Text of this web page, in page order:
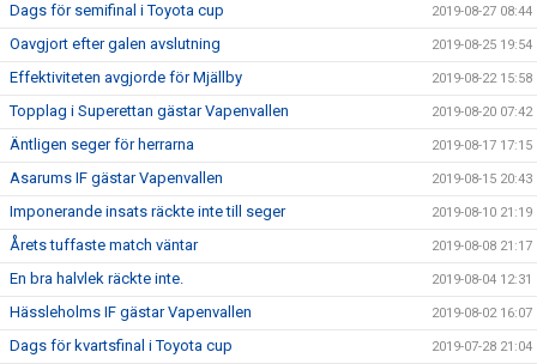
Dags för semifinal i Toyota cup 2019-08-27 08:44
Oavgjort efter galen avslutning 2019-08-25 19:54
Effektiviteten avgjorde för Mjällby 2019-08-22 15:58
Topplag i Superettan gästar Vapenvallen 2019-08-20 07:42
Äntligen seger för herrarna 2019-08-17 17:15
Asarums IF gästar Vapenvallen 2019-08-15 20:43
Imponerande insats räckte inte till seger 2019-08-10 21:19
Årets tuffaste match väntar 2019-08-08 21:17
En bra halvlek räckte inte. 2019-08-04 12:31
Hässleholms IF gästar Vapenvallen 2019-08-02 16:07
Dags för kvartsfinal i Toyota cup 2019-07-28 21:04